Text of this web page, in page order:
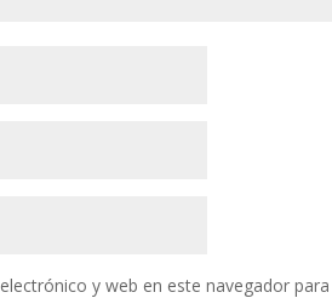
y web en este navegador